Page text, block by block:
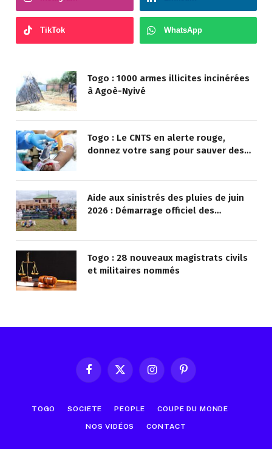
TikTok WhatsApp
Togo : 1000 armes illicites incinérées
à Agoè-Nyivé
Togo : Le CNTS en alerte rouge,
donnez votre sang pour sauver des
Aide aux sinistrés des pluies de juin
2026 : Démarrage officiel des
Togo : 28 nouveaux magistrats civils
et militaires nommés
FacebookX
InstagramPinterest
TOGO SOCIETE PEOPLE COUPE DU MONDE
NOS VIDÉOS CONTACT